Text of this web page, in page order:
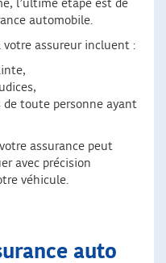
l’ultime étape est de
automobile.
votre assureur incluent :
toute personne ayant
assurance peut
avec précision
véhicule.
auto